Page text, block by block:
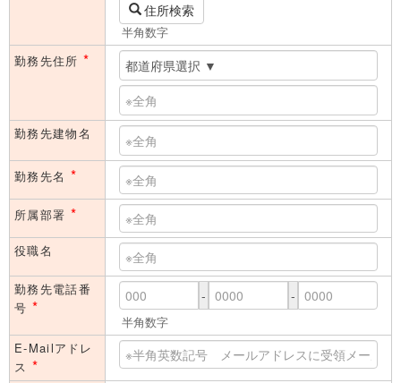
住所検索
半角数字
勤務先住所 *
勤務先建物名
勤務先名 *
所属部署 *
役職名
勤務先電話番
号 *
- -
半角数字
E-Mailアドレ
ス *